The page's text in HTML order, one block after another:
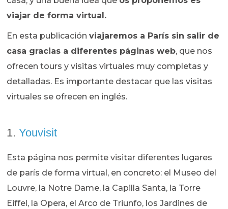
viajar de forma virtual.
En esta publicaciónviajaremos a París sin salir de
casa gracias a diferentes páginas web, que nos
ofrecen tours y visitas virtuales muy completas y
detalladas. Es importante destacar que las visitas
virtuales se ofrecen en inglés.
1.Youvisit
Esta página nos permite visitar diferentes lugares
de parís de forma virtual, en concreto: el Museo del
Louvre, la Notre Dame, la Capilla Santa, la Torre
Eiffel, la Opera, el Arco de Triunfo, los Jardines de